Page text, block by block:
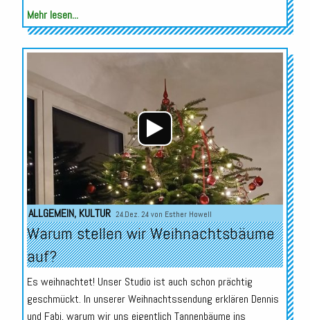
Mehr lesen...
Audio-
Player
ALLGEMEIN, KULTUR 24.Dez. 24 von Esther Howell
Warum stellen wir Weihnachtsbäume
auf?
Es weihnachtet! Unser Studio ist auch schon prächtig
geschmückt. In unserer Weihnachtssendung erklären Dennis
und Fabi, warum wir uns eigentlich Tannenbäume ins